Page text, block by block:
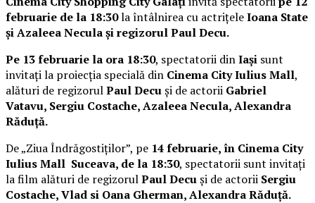
februarie de la 18:30la întâlnirea cu actrițeleIoana State
și Azaleea Necula și regizorul Paul Decu.
Pe 13 februarie la ora 18:30, spectatorii dinIași sunt
invitați la proiecția specială din Cinema City Iulius Mall,
alături de regizorulPaul Decuși de actorii Gabriel
Vatavu, Sergiu Costache, Azaleea Necula, Alexandra
Răduță.
De „Ziua Îndrăgostiților”, pe 14 februarie, în Cinema City
Iulius Mall Suceava, de la 18:30, spectatorii sunt invitați
la film alături de regizorulPaul Decuși de actorii Sergiu
Costache, Vlad si Oana Gherman, Alexandra Răduță.